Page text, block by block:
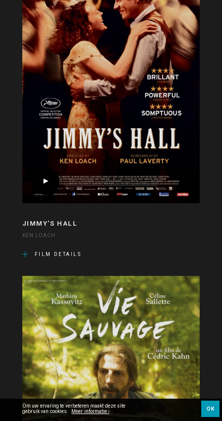
JIMMY’S HALL
KEN LOACH
FILM DETAILS
Om uw ervaring te verbeteren maakt deze site
gebruik van cookies. Meer informatie › OK